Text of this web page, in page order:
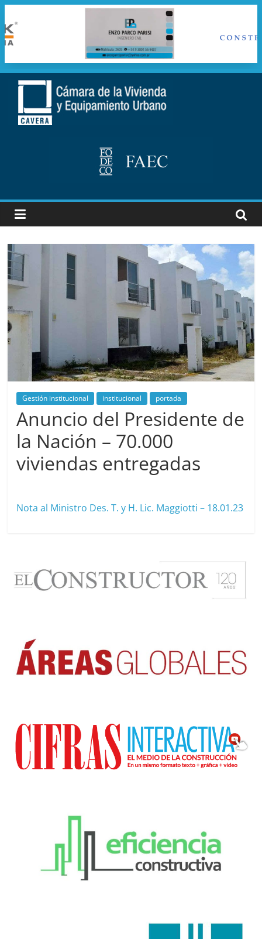
Saltar
contenido
cavera
y
Equipamiento
Urbano
Gestión institucional institucional portada
Anuncio del Presidente de
la Nación – 70.000
viviendas entregadas
Nota al Ministro Des. T. y H. Lic. Maggiotti – 18.01.23